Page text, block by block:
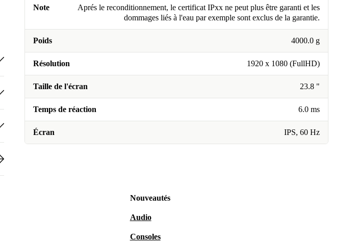
Note
Aprés le reconditionnement, le certificat IPxx ne peut plus être garanti et les
dommages liés à l'eau par exemple sont exclus de la garantie.
Poids 4000.0 g
Résolution 1920 x 1080 (FullHD)
Taille de l'écran 23.8 "
Temps de réaction 6.0 ms
Écran IPS, 60 Hz
Nouveautés
Audio
Consoles